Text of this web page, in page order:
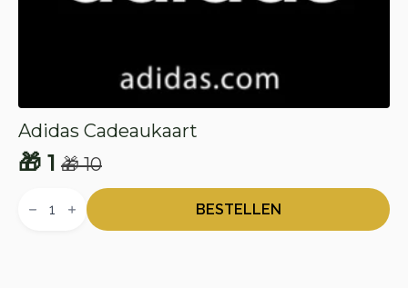
Adidas Cadeaukaart
🎁10
Oorspronkelijke
prijs
🎁 1
Huidige
prijs
Cadeaukaart
BESTELLEN